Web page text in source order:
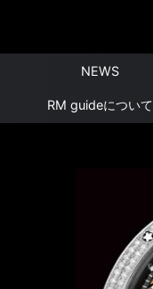
NEWS
RM guideについて